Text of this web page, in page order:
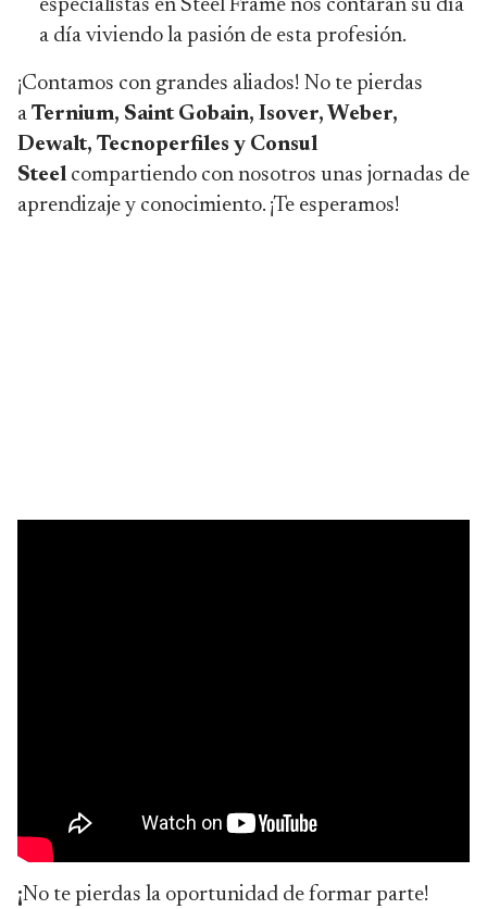
especialistas en Steel Frame nos contarán su día
a día viviendo la pasión de esta profesión.
¡Contamos con grandes aliados! No te pierdas
a Ternium, Saint Gobain, Isover, Weber,
Dewalt, Tecnoperfiles y Consul
Steel compartiendo con nosotros unas jornadas de
aprendizaje y conocimiento. ¡Te esperamos!
¡No te pierdas la oportunidad de formar parte!